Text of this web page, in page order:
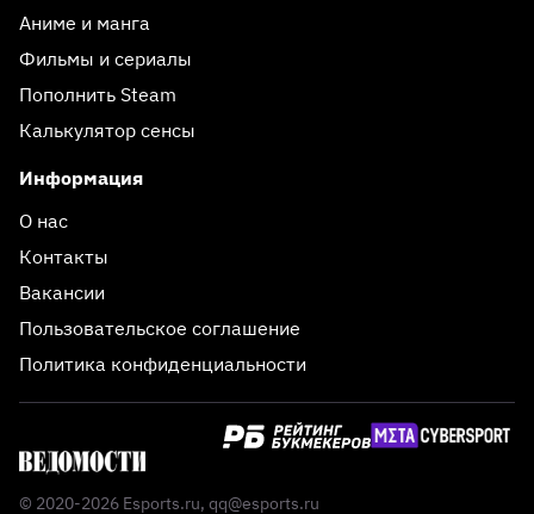
Аниме и манга
Фильмы и сериалы
Пополнить Steam
Калькулятор сенсы
Информация
О нас
Контакты
Вакансии
Пользовательское соглашение
Политика конфиденциальности
© 2020-2026 Esports.ru, qq@esports.ru